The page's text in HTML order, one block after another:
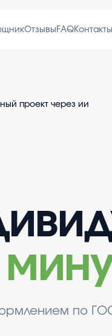
Отзывы FAQКонтакты
проект через ии
по